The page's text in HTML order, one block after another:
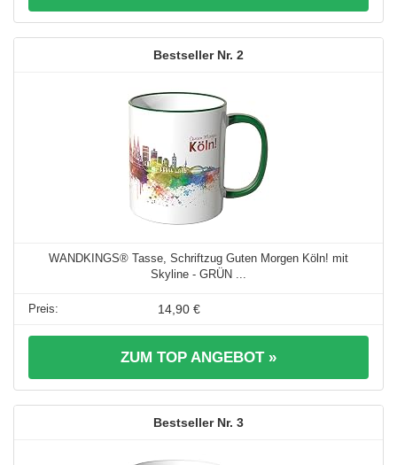
2
WANDKINGS® Tasse, Schriftzug Guten Morgen Köln! mit
Skyline - GRÜN ...
14,90 €
ZUM TOP ANGEBOT »
3